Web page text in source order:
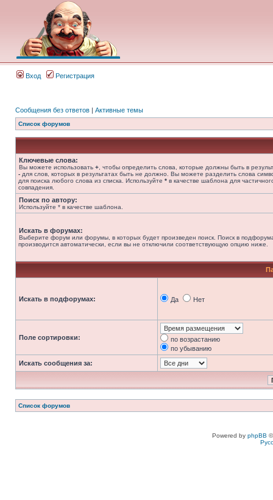
Вход Регистрация
Сообщения без ответов | Активные темы
Список форумов
Ключевые слова:
Вы можете использовать + , чтобы определить слова, которые должны быть в
- для слов, которых в результатах быть не должно. Вы можете разделить слова
для поиска любого слова из списка. Используйте * в качестве шаблона для
совпадения.
Поиск по автору:
Используйте * в качестве шаблона.
Искать в форумах:
Выберите форум или форумы, в которых будет произведен поиск. Поиск в
производится автоматически, если вы не отключили соответствующую опцию ниже.
Искать в подфорумах: Да Нет
Поле сортировки:
по возрастанию
по убыванию
Искать сообщения за:
Список форумов
Powered by phpBB